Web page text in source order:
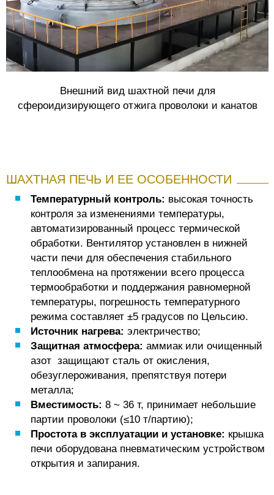
Внешний вид шахтной печи для
сфероидизирующего отжига проволоки и канатов
ШАХТНАЯ ПЕЧЬ И ЕЕ ОСОБЕННОСТИ
Температурный контроль: высокая точность
контроля за изменениями температуры,
автоматизированный процесс термической
обработки. Вентилятор установлен в нижней
части печи для обеспечения стабильного
теплообмена на протяжении всего процесса
термообработки и поддержания равномерной
температуры, погрешность температурного
режима составляет ±5 градусов по Цельсию.
Источник нагрева: электричество;
Защитная атмосфера: аммиак или очищенный
азот защищают сталь от окисления,
обезуглероживания, препятствуя потери
металла;
Вместимость: 8 ~ 36 т, принимает небольшие
партии проволоки (≤10 т/партию);
Простота в эксплуатации и установке: крышка
печи оборудована пневматическим устройством
открытия и запирания.